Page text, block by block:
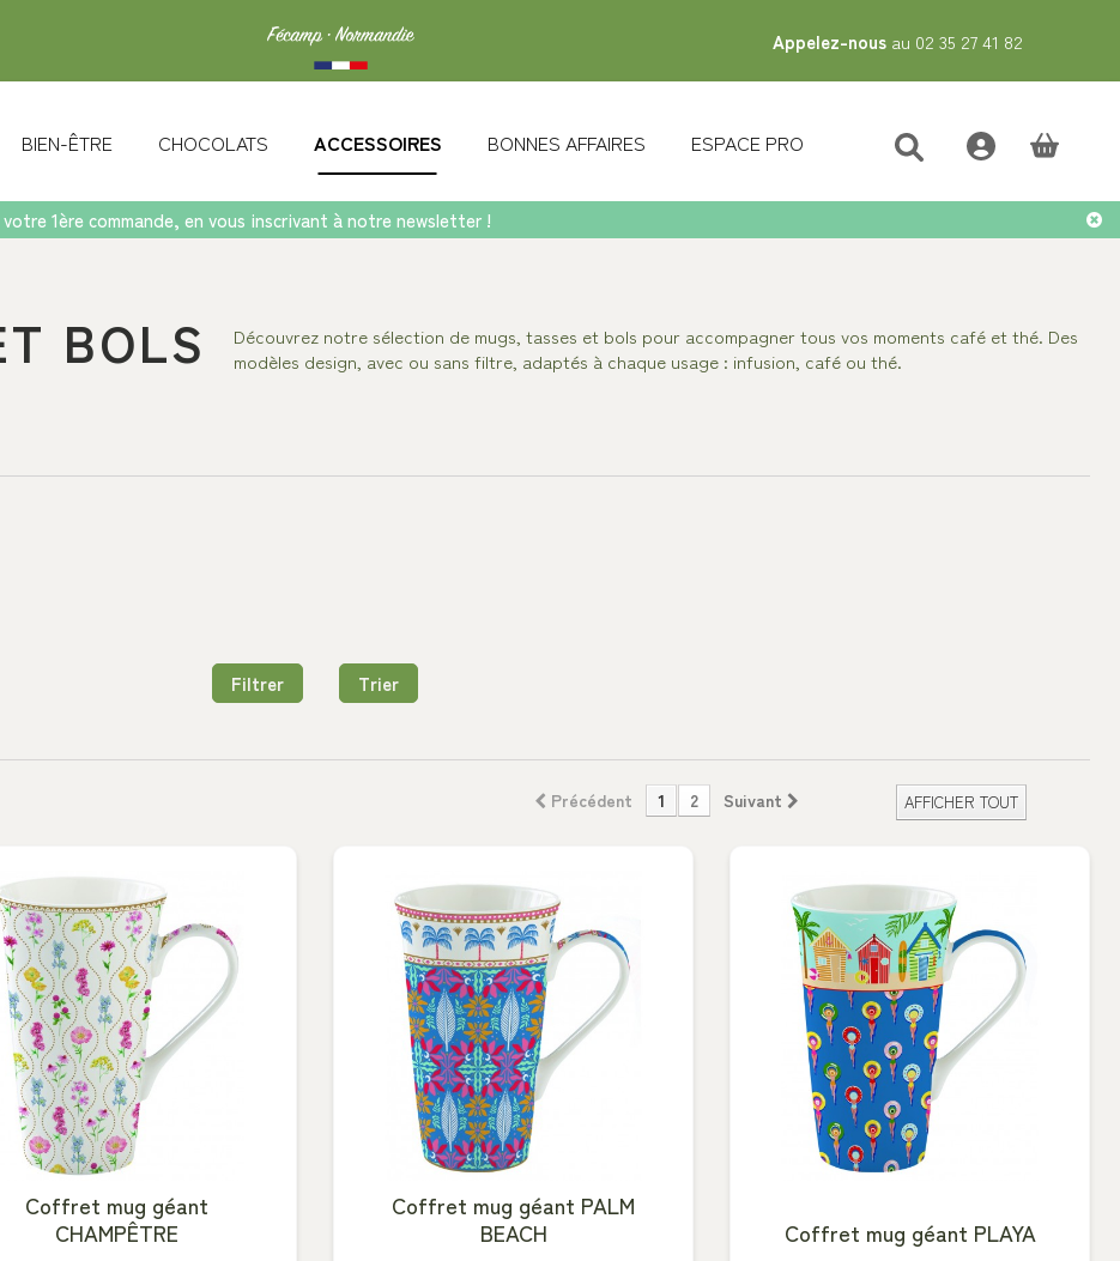
Appelez-nous au 02 35 27 41 82
BIEN-ÊTRE CHOCOLATS ACCESSOIRES BONNES AFFAIRES ESPACE PRO
1ère commande, en vous inscrivant à notre newsletter !
BOLS
Découvrez notre sélection de mugs, tasses et bols pour accompagner tous vos moments café et thé. Des
modèles design, avec ou sans filtre, adaptés à chaque usage : infusion, café ou thé.
Filtrer Trier
AFFICHER TOUT
Précédent 1 2 Suivant
Coffret mug géant
CHAMPÊTRE
Coffret mug géant PALM
BEACH
Coffret mug géant PLAYA